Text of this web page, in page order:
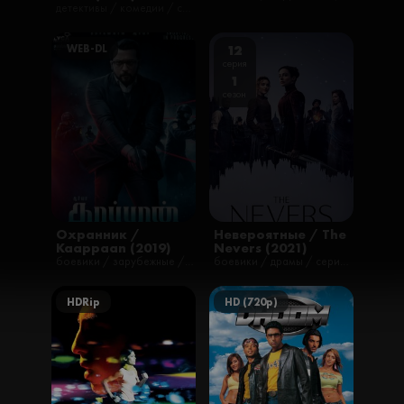
Охранник /
Kaappaan (2019)
WEB-DL
Невероятные / The
Nevers (2021)
HDRip HD (720p)